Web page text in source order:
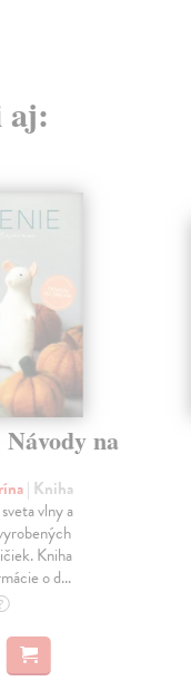
aj:
na
| Kniha
vlny a
Kniha
o d...